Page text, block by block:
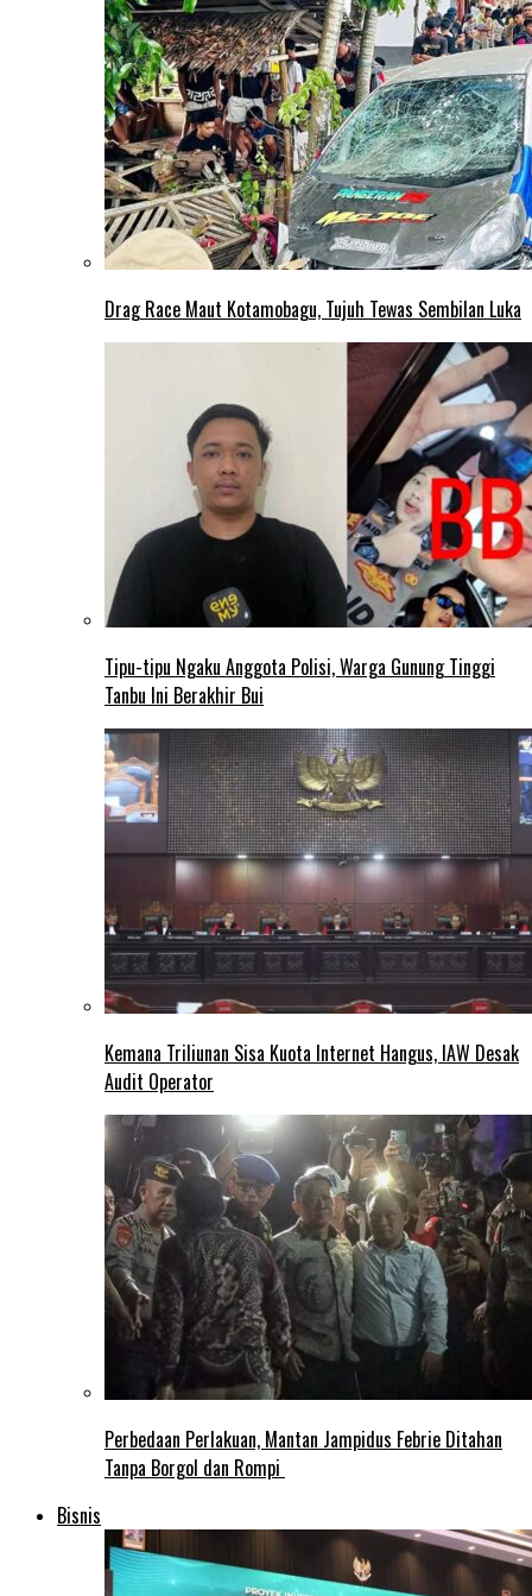
Drag Race Maut Kotamobagu, Tujuh Tewas Sembilan Luka
Tipu-tipu Ngaku Anggota Polisi, Warga Gunung Tinggi
Tanbu Ini Berakhir Bui
Kemana Triliunan Sisa Kuota Internet Hangus, IAW Desak
Audit Operator
Perbedaan Perlakuan, Mantan Jampidus Febrie Ditahan
Tanpa Borgol dan Rompi
Bisnis